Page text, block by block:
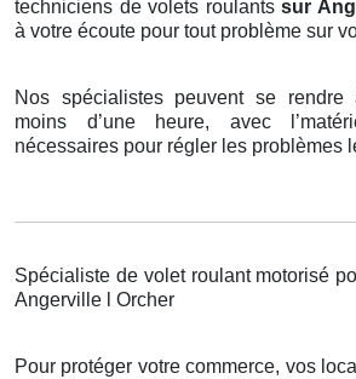
techniciens de volets roulants sur
à votre écoute pour tout problème sur
Nos spécialistes peuvent se
moins d’une heure, avec
nécessaires pour régler les problèmes
Spécialiste de volet roulant motorisé
Angerville l Orcher
Pour protéger votre commerce, vos